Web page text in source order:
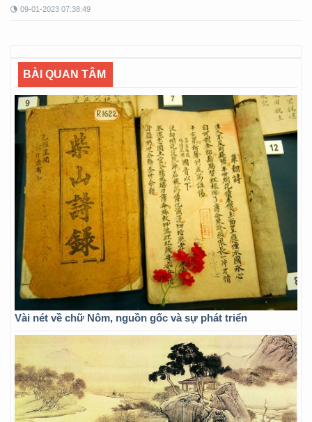
09-01-2023 07:38:49
BÀI QUAN TÂM
Vài nét về chữ Nôm, nguồn gốc và sự phát triển